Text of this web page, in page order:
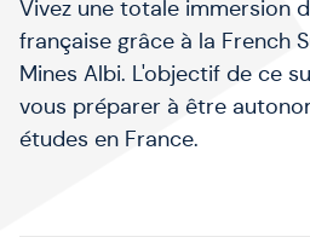
Vivez une totale immersion
française grâce à la French
Mines Albi. L'objectif de ce
vous préparer à être
études en France.